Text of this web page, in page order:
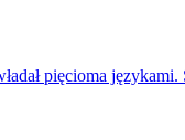
pięcioma